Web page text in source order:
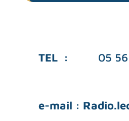
TEL : 05
e-mail :